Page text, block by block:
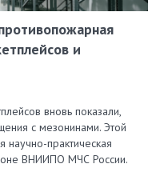
и
вновь показали,
с мезонинами. Этой
научно-практическая
ВНИИПО МЧС России.